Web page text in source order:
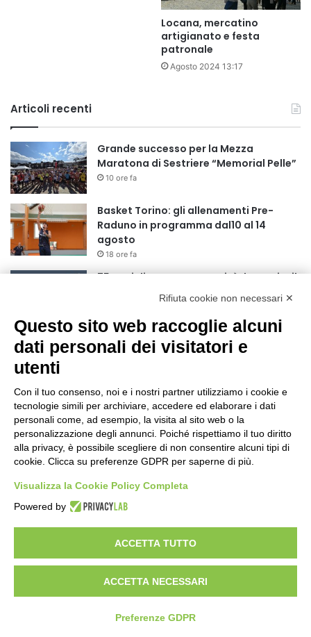
Locana, mercatino
artigianato e festa
patronale
Agosto 2024 13:17
Articoli recenti
Grande successo per la Mezza
Maratona di Sestriere “Memorial Pelle”
10 ore fa
Basket Torino: gli allenamenti Pre-
Raduno in programma dal10 al 14
agosto
18 ore fa
75 anni di INFN. La comunità, la storia, il
futuro della ricerca in fisica
fondamentale in Italia
18 ore fa
Stop alla linea Torino-Bardonecchia
Grande partecipazione alla Festa della
Madonna della Neve al Rifugio Ciao
Pais
1 giorno fa
nuovo Chief Creative Officer
2 giorni fa
Visibileweb - IT03270560802 - info@cronacamilano.it
Privacy Policy
Rifiuta cookie non necessari ✕
Questo sito web raccoglie alcuni
dati personali dei visitatori e
utenti
Con il tuo consenso, noi e i nostri partner utilizziamo i cookie e
tecnologie simili per archiviare, accedere ed elaborare i dati
personali come, ad esempio, la visita al sito web o la
personalizzazione degli annunci. Poiché rispettiamo il tuo diritto
alla privacy, è possibile scegliere di non consentire alcuni tipi di
cookie. Clicca su preferenze GDPR per saperne di più.
Visualizza la Cookie Policy Completa
Powered by
ACCETTA TUTTO
ACCETTA NECESSARI
Preferenze GDPR